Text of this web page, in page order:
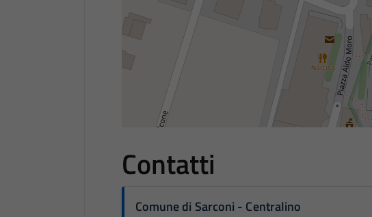
Contatti
Comune di Sarconi - Centralino